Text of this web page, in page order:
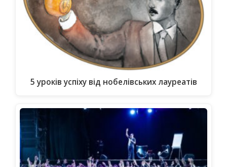
5 уроків успіху від нобелівських лауреатів